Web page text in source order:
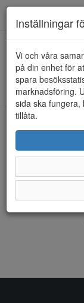
HEM RIEKER
Kunde inte hitta
FRI
Inställningar
Vi och våra
på din enhet för
spara
marknadsföring.
sida ska fungera,
tillåta.